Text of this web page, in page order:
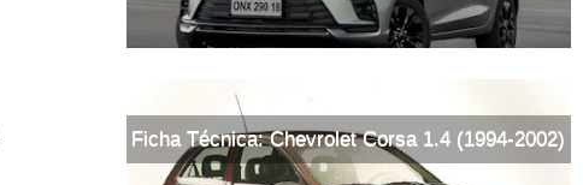
Ficha Técnica: Chevrolet Corsa 1.4 (1994-2002)